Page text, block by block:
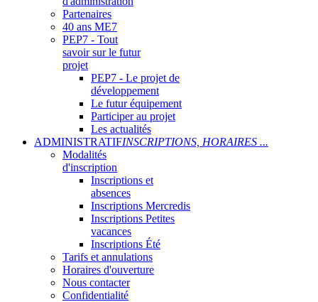
Partenaires
40 ans ME7
PEP7 - Tout
savoir sur le futur
projet
PEP7 - Le projet de
développement
Le futur équipement
Participer au projet
Les actualités
ADMINISTRATIFINSCRIPTIONS, HORAIRES ...
Modalités
d'inscription
Inscriptions et
absences
Inscriptions Mercredis
Inscriptions Petites
vacances
Inscriptions Été
Tarifs et annulations
Horaires d'ouverture
Nous contacter
Confidentialité